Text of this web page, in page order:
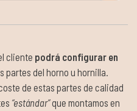
cliente podrá configurar en
partes del horno u hornilla.
de estas partes de calidad
“estándar”que montamos en